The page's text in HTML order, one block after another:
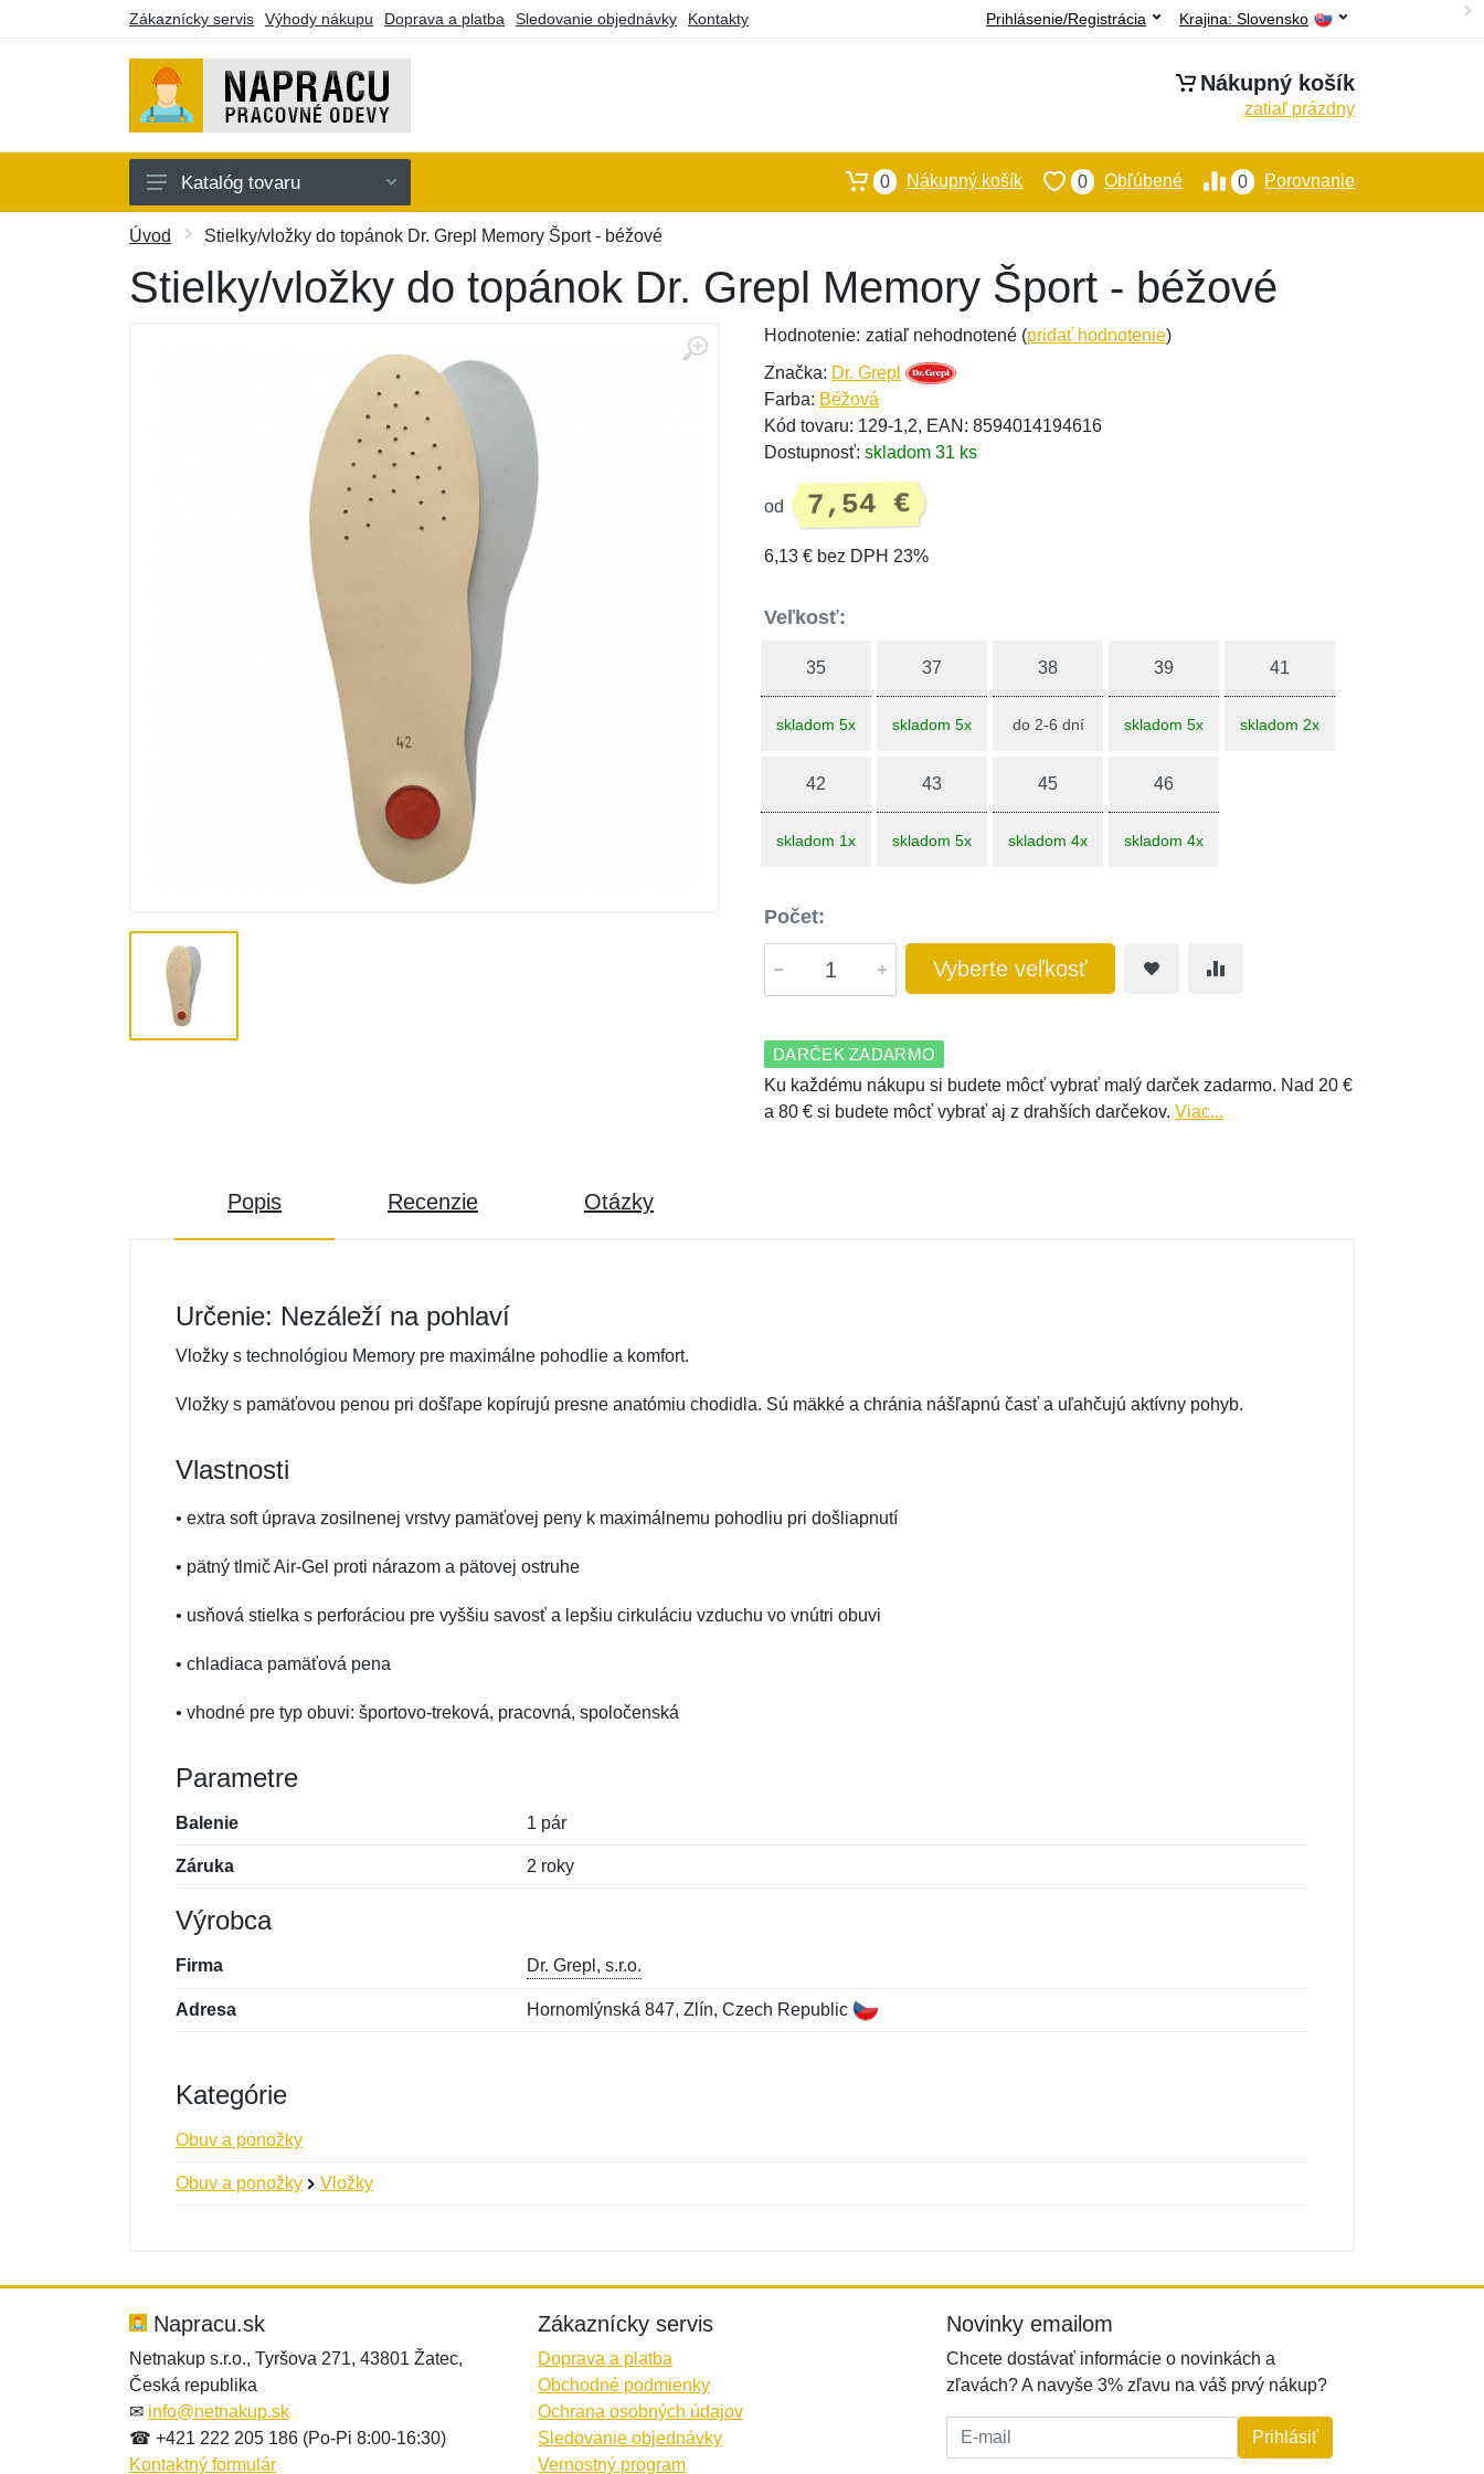
Zákaznícky servis Výhody nákupu Doprava a platba Sledovanie objednávky Kontakty Krajina: Slovensko
Prihlásenie/Registrácia
Nákupný košík
zatiaľ prázdny
Oblečenie
Doplnky
Obuv a ponožky
Katalóg tovaru 0 Porovnanie
0 Obľúbené
0 Nákupný košík
Úvod Stielky/vložky do topánok Dr. Grepl Memory Šport - béžové
Stielky/vložky do topánok Dr. Grepl Memory Šport - béžové
Hodnotenie: zatiaľ nehodnotené (pridať hodnotenie)
Značka: Dr. Grepl
Farba: Béžová
Kód tovaru: 129-1,2, EAN: 8594014194616
Dostupnosť: skladom 31 ks
od 7,54 €
6,13 € bez DPH 23%
Veľkosť:
35
skladom 5x
37
skladom 5x
38
do 2-6 dní
39
skladom 5x
41
skladom 2x
42
skladom 1x
43
skladom 5x
45
skladom 4x
46
skladom 4x
Počet:
Vyberte veľkosť
DARČEK ZADARMO
Ku každému nákupu si budete môcť vybrať malý darček zadarmo. Nad 20 €
a 80 € si budete môcť vybrať aj z drahších darčekov. Viac...
Popis Recenzie Otázky
Určenie: Nezáleží na pohlaví
Vložky s technológiou Memory pre maximálne pohodlie a komfort.
Vložky s pamäťovou penou pri došľape kopírujú presne anatómiu chodidla. Sú mäkké a chránia nášľapnú časť a uľahčujú aktívny pohyb.
Vlastnosti
• extra soft úprava zosilnenej vrstvy pamäťovej peny k maximálnemu pohodliu pri došliapnutí
• pätný tlmič Air-Gel proti nárazom a pätovej ostruhe
• usňová stielka s perforáciou pre vyššiu savosť a lepšiu cirkuláciu vzduchu vo vnútri obuvi
• chladiaca pamäťová pena
• vhodné pre typ obuvi: športovo-treková, pracovná, spoločenská
Parametre
Balenie 1 pár
Záruka 2 roky
Výrobca
Firma Dr. Grepl, s.r.o.
Adresa Hornomlýnská 847, Zlín, Czech Republic
Kategórie
Obuv a ponožky
Obuv a ponožky Vložky
Správa*
Správa*
Napracu.sk
Netnakup s.r.o., Tyršova 271, 43801 Žatec,
Česká republika
✉ info@netnakup.sk
☎ +421 222 205 186 (Po-Pi 8:00-16:30)
Kontaktný formulár
Zákaznícky servis
Doprava a platba
Obchodné podmienky
Ochrana osobných údajov
Sledovanie objednávky
Vernostný program
Novinky emailom
Chcete dostávať informácie o novinkách a
zľavách? A navyše 3% zľavu na váš prvý nákup?
E-mail: Prihlásiť